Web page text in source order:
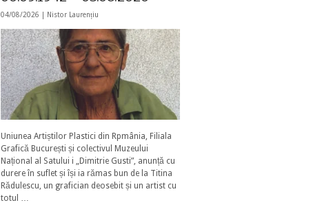
04/08/2026 | Nistor Laurențiu
Uniunea Artiștilor Plastici din Rpmânia, Filiala
Grafică București și colectivul Muzeului
Național al Satului i „Dimitrie Gusti”, anunță cu
durere în suflet și își ia rămas bun de la Titina
Rădulescu, un grafician deosebit și un artist cu
totul …